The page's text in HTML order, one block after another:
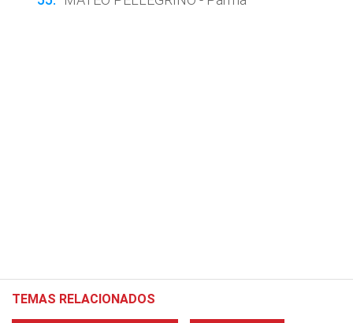
TEMAS RELACIONADOS